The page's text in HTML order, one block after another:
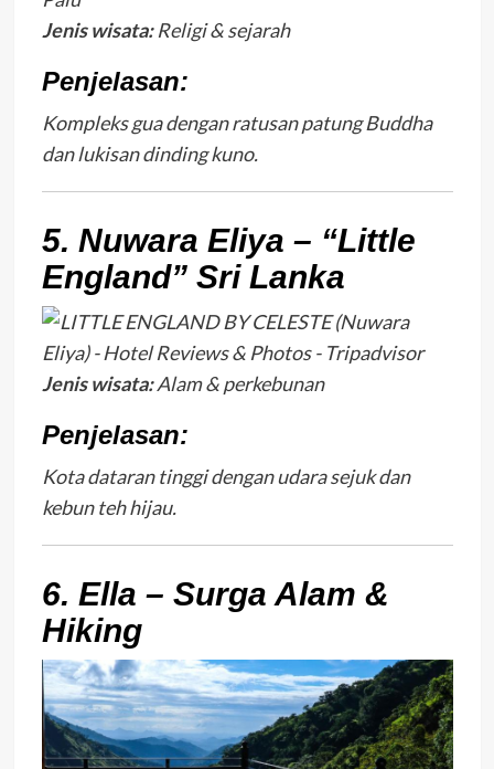
Jenis wisata:Religi & sejarah
Penjelasan:
Kompleks gua dengan ratusan patung Buddha
dan lukisan dinding kuno.
5. Nuwara Eliya – “Little
England” Sri Lanka
Jenis wisata:Alam & perkebunan
Penjelasan:
Kota dataran tinggi dengan udara sejuk dan
kebun teh hijau.
6. Ella – Surga Alam &
Hiking